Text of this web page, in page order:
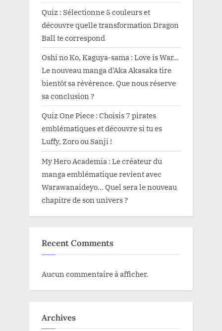
Quiz : Sélectionne 5 couleurs et
découvre quelle transformation Dragon
Ball te correspond
Oshi no Ko, Kaguya-sama : Love is War…
Le nouveau manga d’Aka Akasaka tire
bientôt sa révérence. Que nous réserve
sa conclusion ?
Quiz One Piece : Choisis 7 pirates
emblématiques et découvre si tu es
Luffy, Zoro ou Sanji !
My Hero Academia : Le créateur du
manga emblématique revient avec
Warawanaideyo… Quel sera le nouveau
chapitre de son univers ?
Recent Comments
Aucun commentaire à afficher.
Archives